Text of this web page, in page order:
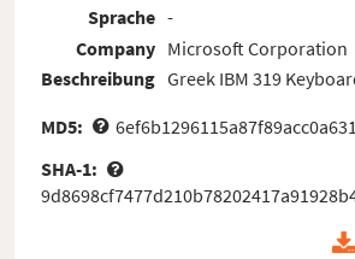
Sprache
Company
Beschreibung
-
Microsoft Corporation
Greek IBM 319
MD5:
SHA-1: